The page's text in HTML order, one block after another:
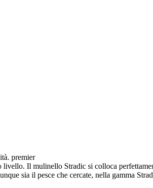
premier
Il mulinello Stradic si colloca
sia il pesce che cercate, nella gamma